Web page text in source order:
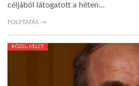
LINKTR.EE
GLOBOZSARU
céljából látogatott a héten…
FOLYTATÁS →
KÖZEL-KELET